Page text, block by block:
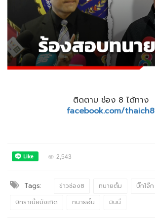
ติดตาม ช่อง 8 ได้ทาง
facebook.com/thaich8
2,543
Tags: ข่าวช่อง8 ทนายตั้ม
บิ๊กโจ๊ก
ษิทราเบี้ยบังเกิด
ทนายอั๋น มินนี่